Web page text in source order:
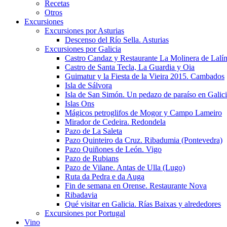
Recetas
Otros
Excursiones
Excursiones por Asturias
Descenso del Río Sella. Asturias
Excursiones por Galicia
Castro Candaz y Restaurante La Molinera de Lalín
Castro de Santa Tecla, La Guardia y Oia
Guimatur y la Fiesta de la Vieira 2015. Cambados
Isla de Sálvora
Isla de San Simón. Un pedazo de paraíso en
Islas Ons
Mágicos petroglifos de Mogor y Campo Lameiro
Mirador de Cedeira. Redondela
Pazo de La Saleta
Pazo Quinteiro da Cruz. Ribadumia (Pontevedra)
Pazo Quiñones de León. Vigo
Pazo de Rubians
Pazo de Vilane. Antas de Ulla (Lugo)
Ruta da Pedra e da Auga
Fin de semana en Orense. Restaurante Nova
Ribadavia
Qué visitar en Galicia. Rías Baixas y alrededores
Excursiones por Portugal
Vino